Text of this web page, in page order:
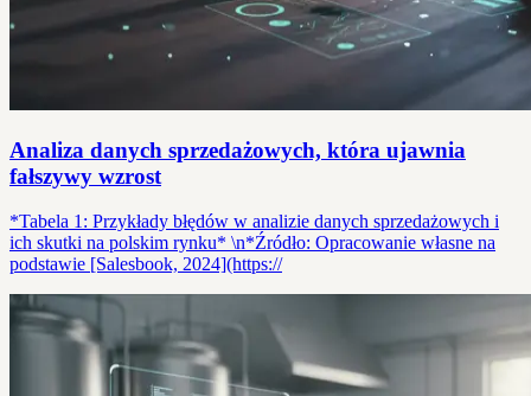
Analiza danych sprzedażowych, która ujawnia
fałszywy wzrost
*Tabela 1: Przykłady błędów w analizie danych sprzedażowych i
ich skutki na polskim rynku* \n*Źródło: Opracowanie własne na
podstawie [Salesbook, 2024](https://